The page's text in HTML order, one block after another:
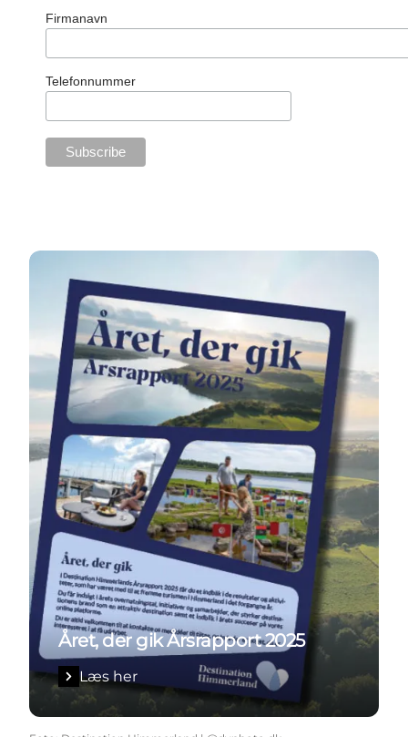
Firmanavn
Telefonnummer
Året, der gik Årsrapport 2025
Året, der gik Årsrapport 2025
Læs her